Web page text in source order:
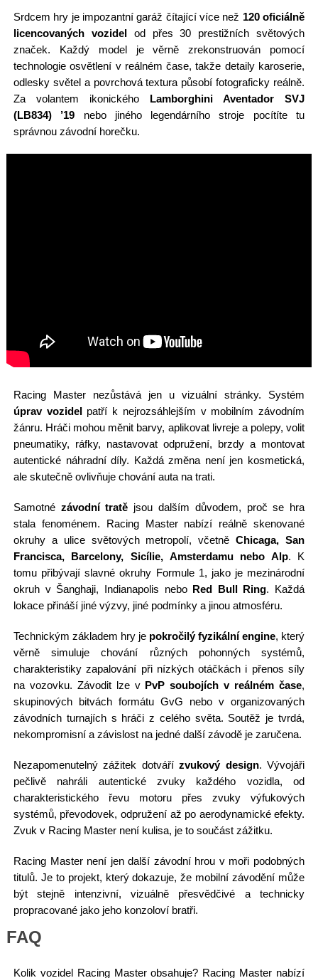
Srdcem hry je impozantní garáž čítající více než 120 oficiálně
licencovaných vozidelod přes 30 prestižních světových
značek. Každý model je věrně zrekonstruován pomocí
technologie osvětlení v reálném čase, takže detaily karoserie,
odlesky světel a povrchová textura působí fotograficky reálně.
Za volantem ikonického Lamborghini Aventador SVJ
(LB834) ’19 nebo jiného legendárního stroje pocítíte tu
správnou závodní horečku.
Racing Master nezůstává jen u vizuální stránky. Systém
úprav vozidelpatří k nejrozsáhlejším v mobilním závodním
žánru. Hráči mohou měnit barvy, aplikovat livreje a polepy, volit
pneumatiky, ráfky, nastavovat odpružení, brzdy a montovat
autentické náhradní díly. Každá změna není jen kosmetická,
ale skutečně ovlivňuje chování auta na trati.
Samotné závodní tratě jsou dalším důvodem, proč se hra
stala fenoménem. Racing Master nabízí reálně skenované
okruhy a ulice světových metropolí, včetněChicaga, San
Francisca, Barcelony, Sicílie, Amsterdamu nebo Alp. K
tomu přibývají slavné okruhy Formule 1, jako je mezinárodní
okruh v Šanghaji, Indianapolis nebo Red Bull Ring. Každá
lokace přináší jiné výzvy, jiné podmínky a jinou atmosféru.
Technickým základem hry je pokročilý fyzikální engine, který
věrně simuluje chování různých pohonných systémů,
charakteristiky zapalování při nízkých otáčkách i přenos síly
na vozovku. Závodit lze v PvP soubojích v reálném čase,
skupinových bitvách formátu GvG nebo v organizovaných
závodních turnajích s hráči z celého světa. Soutěž je tvrdá,
nekompromisní a závislost na jedné další závodě je zaručena.
Nezapomenutelný zážitek dotvářízvukový design. Vývojáři
pečlivě nahráli autentické zvuky každého vozidla, od
charakteristického řevu motoru přes zvuky výfukových
systémů, převodovek, odpružení až po aerodynamické efekty.
Zvuk v Racing Master není kulisa, je to součást zážitku.
Racing Master není jen další závodní hrou v moři podobných
titulů. Je to projekt, který dokazuje, že mobilní závodění může
být stejně intenzivní, vizuálně přesvědčivé a technicky
propracované jako jeho konzoloví bratři.
FAQ
Kolik vozidel Racing Master obsahuje? Racing Master nabízí